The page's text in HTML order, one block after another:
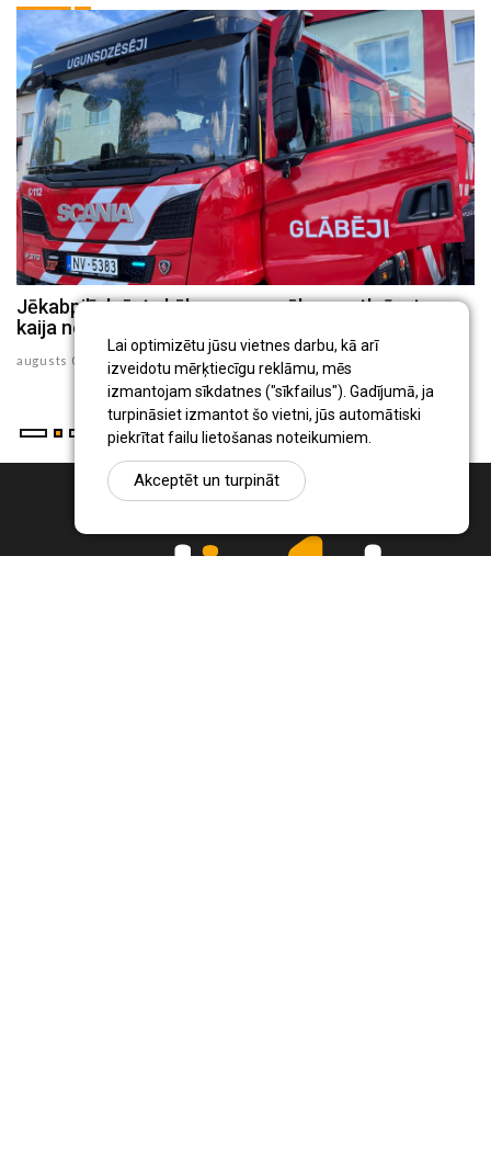
Lai optimizētu jūsu vietnes darbu, kā arī
izveidotu mērķtiecīgu reklāmu, mēs
izmantojam sīkdatnes ("sīkfailus"). Gadījumā, ja
turpināsiet izmantot šo vietni, jūs automātiski
piekrītat failu lietošanas noteikumiem.
Akceptēt un turpināt
Jēkabpilī dzēsts kūlas ugunsgrēks un atbrīvota
kaija no 30 metru augsta torņa
augusts 05 , 2026
Jēkabpils novada Sociālais dienests uzsāk
praktisko iemaņu meistarklašu ciklu ģimenēm
augusts 02 , 2026